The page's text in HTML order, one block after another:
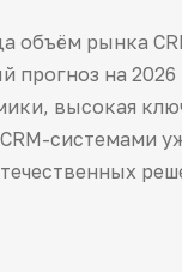
объём рынка
прогноз на 2026
высокая
системами